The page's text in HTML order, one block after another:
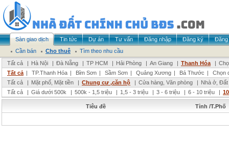
Sàn giao dịch Tin tức Dự án Tư vấn Đăng nhập Đăng ký
Đăng
Cần bán
Cho thuê
Tìm theo nhu cầu
Tất cả
| Hà Nội | Đà Nẵng | TP HCM | Hải Phòng | An Giang | Thanh Hóa |
Tất cả | TP.Thanh Hóa | Bỉm Sơn | Sầm Sơn | Quảng Xương | Bá Thước |
Chọn
Tất cả
| Mặt phố, Mặt tiền | Chung cư ,căn hộ | Cửa hàng, Văn phòng | Nhà ở,
Tất cả
| Giá dưới 500k | 500k - 1,5 triệu | 1,5 - 3 triệu | 3 - 6 triệu | 6 - 10 triệu |
Tiêu đề Tỉnh /T.Phố